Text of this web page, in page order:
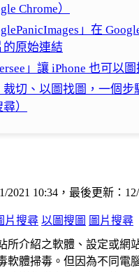
Chrome）
」在
的原始連結
」讓 iPhone 也可以圖
裁切、以圖找圖，一個步
）
2021 10:34，最後更新：
片搜尋 以圖搜圖 圖片搜尋
所介紹之軟體、設定或網
軟體掃毒。但因為不同電